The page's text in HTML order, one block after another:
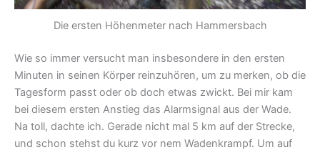
Die ersten Höhenmeter nach Hammersbach
Wie so immer versucht man insbesondere in den ersten
Minuten in seinen Körper reinzuhören, um zu merken, ob die
Tagesform passt oder ob doch etwas zwickt. Bei mir kam
bei diesem ersten Anstieg das Alarmsignal aus der Wade.
Na toll, dachte ich. Gerade nicht mal 5 km auf der Strecke,
und schon stehst du kurz vor nem Wadenkrampf. Um auf